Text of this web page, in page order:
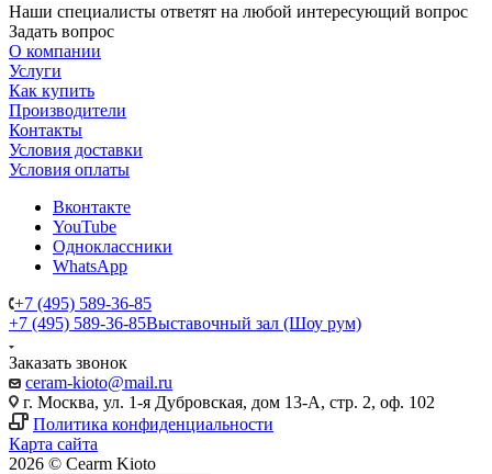
Наши специалисты ответят на любой интересующий вопрос
Задать вопрос
О компании
Услуги
Как купить
Производители
Контакты
Условия доставки
Условия оплаты
Вконтакте
YouTube
Одноклассники
WhatsApp
+7 (495) 589-36-85
+7 (495) 589-36-85Выставочный зал (Шоу рум)
Заказать звонок
ceram-kioto@mail.ru
г. Москва, ул. 1-я Дубровская, дом 13-А, стр. 2, оф. 102
Политика конфиденциальности
Карта сайта
2026 © Cearm Kioto